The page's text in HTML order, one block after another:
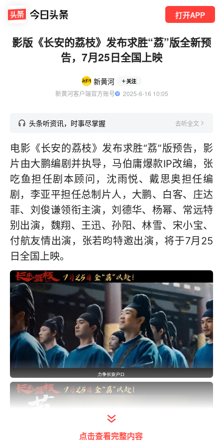
打开APP
影版《长安的荔枝》发布求胜“荔”版全新预
告，7月25日全国上映
新黄河 关注
新黄河客户端官方账号
  2025-6-16 10:05
头条听资讯，时事尽掌握 去听全文
电影《长安的荔枝》发布求胜“荔”版预告，影
片由大鹏编剧并执导，马伯庸爆款IP改编，张
吃鱼担任剧本顾问，沈雨悦、戴思奥担任编
剧，李亚平担任总制片人，大鹏、白客、庄达
菲、刘俊谦领衔主演，刘德华、杨幂、常远特
别出演，魏翔、王迅、孙阳、林雪、宋小宝、
付航友情出演，张若昀特邀出演，将于7月25
日全国上映。
点击查看完整内容